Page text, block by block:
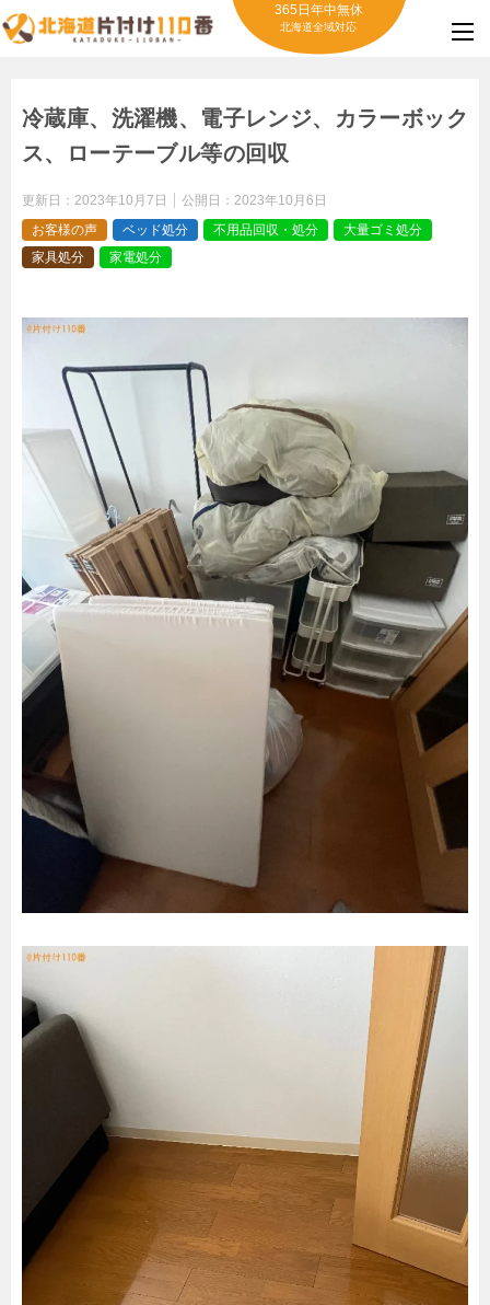
365日年中無休
北海道全域対応
冷蔵庫、洗濯機、電子レンジ、カラーボック
ス、ローテーブル等の回収
更新日： 2023年10月7日 公開日： 2023年10月6日
お客様の声
ベッド処分 不用品回収・処分
大量ゴミ処分
家具処分
家電処分